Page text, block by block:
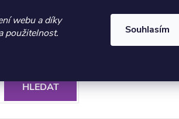
do 21.9.2026 ⏰ | Kód: LÉTO2026
webu a díky
použitelnost.
Souhlasím
osobních údajů
HLEDAT